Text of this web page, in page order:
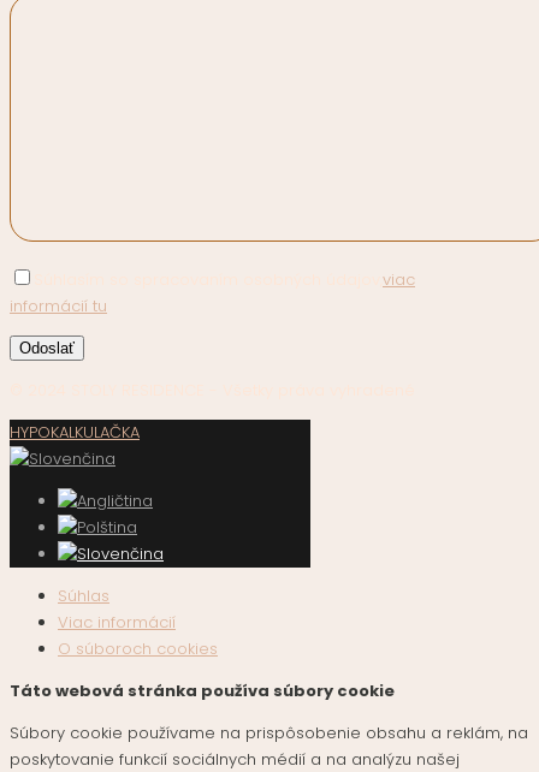
viac
informácií tu
HYPOKALKULAČKA
Súhlas
Viac informácií
O súboroch cookies
Táto webová stránka používa súbory cookie
Súbory cookie používame na prispôsobenie obsahu a reklám, na
poskytovanie funkcií sociálnych médií a na analýzu našej